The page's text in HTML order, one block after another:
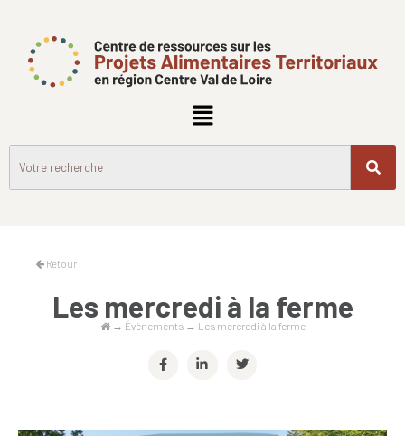
Retour
Les mercredi à la ferme
→ Évènements→ Les mercredi à la ferme